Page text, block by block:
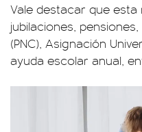
Vale destacar que esta
jubilaciones,
(PNC), Asignación
ayuda escolar anual,